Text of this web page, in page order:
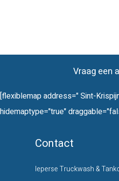
Vraag een
[flexiblemap address=" Sint-
hidemaptype="true"
Contact
Ieperse Truckwash &